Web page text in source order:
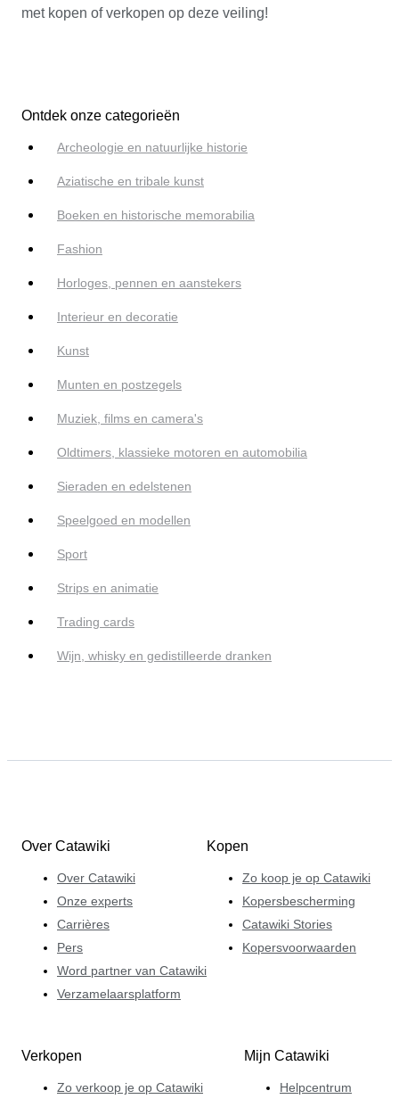
met kopen of verkopen op deze veiling!
Ontdek onze categorieën
Archeologie en natuurlijke historie
Aziatische en tribale kunst
Boeken en historische memorabilia
Fashion
Horloges, pennen en aanstekers
Interieur en decoratie
Kunst
Munten en postzegels
Muziek, films en camera's
Oldtimers, klassieke motoren en automobilia
Sieraden en edelstenen
Speelgoed en modellen
Sport
Strips en animatie
Trading cards
Wijn, whisky en gedistilleerde dranken
Over Catawiki
Over Catawiki
Onze experts
Carrières
Pers
Word partner van Catawiki
Verzamelaarsplatform
Kopen
Zo koop je op Catawiki
Kopersbescherming
Catawiki Stories
Kopersvoorwaarden
Verkopen
Zo verkoop je op Catawiki
Mijn Catawiki
Helpcentrum